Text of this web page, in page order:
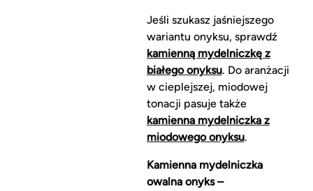
Jeśli szukasz jaśniejszego
wariantu onyksu, sprawdź
kamienną mydelniczkę z
białego onyksu. Do aranżacji
w cieplejszej, miodowej
tonacji pasuje także
kamienna mydelniczka z
miodowego onyksu.
Kamienna mydelniczka
owalna onyks –